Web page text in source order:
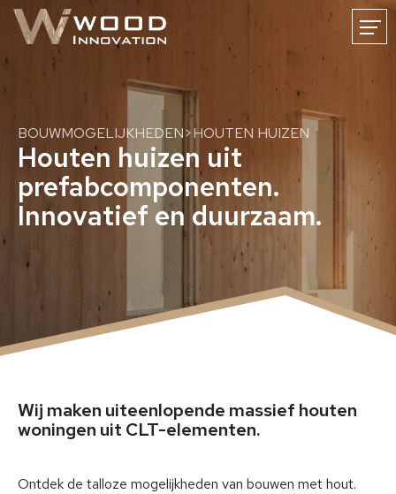
NIEUWS
WOODINNOVATION
CARRIERE
CONTACT
FR
Duurzame houten constructies
Bouwen met massief hout
Constructies uit massief CLT-hout
CLT-oppervlaktekwaliteiten
Bouwmogelijkheden
Houten modulebouw
BOUWMOGELIJKHEDEN>HOUTEN HUIZEN
Houten huizen uit
prefabcomponenten.
Innovatief en duurzaam.
Wij maken uiteenlopende massief houten
woningen uit CLT-elementen.
Ontdek de talloze mogelijkheden van bouwen met hout.